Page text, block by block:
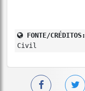
FONTE/CRÉDITOS:
Civil